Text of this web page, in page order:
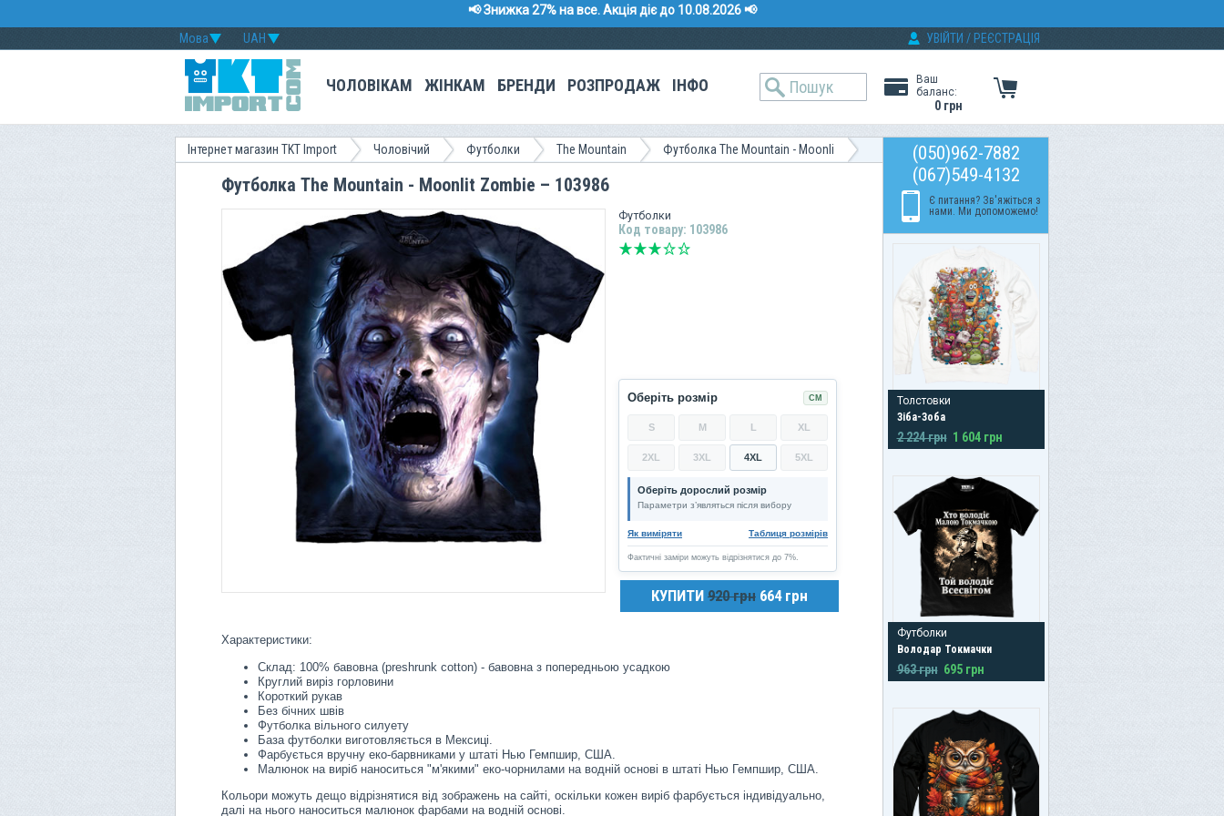
📢 Знижка 27% на все. Акція діє до 10.08.2026 📢
UAH
Мова УВІЙТИ / РЕЄСТРАЦІЯ
Ваш
баланс:
0 грн
ЧОЛОВІКАМ ЖІНКАМ БРЕНДИ РОЗПРОДАЖ ІНФО
Інтернет магазин TKT Import Чоловічий Футболки The Mountain Футболка The Mountain - Moonli
Футболка The Mountain - Moonlit Zombie – 103986
Футболки
Код товару: 103986
Оберіть розмір СМ
S M L XL
2XL 3XL 4XL 5XL
Оберіть дорослий розмір
Параметри з’являться після вибору
Як виміряти Таблиця розмірів
Фактичні заміри можуть відрізнятися до 7%.
КУПИТИ 920 грн 664 грн
Характеристики:
Склад: 100% бавовна (preshrunk cotton) - бавовна з попередньою усадкою
Круглий виріз горловини
Короткий рукав
Без бічних швів
Футболка вільного силуету
База футболки виготовляється в Мексиці.
Фарбується вручну еко-барвниками у штаті Нью Гемпшир, США.
Малюнок на виріб наноситься "м'якими" еко-чорнилами на водній основі в штаті Нью Гемпшир, США.
Кольори можуть дещо відрізнятися від зображень на сайті, оскільки кожен виріб фарбується індивідуально,
далі на нього наноситься малюнок фарбами на водній основі.
(050)962-7882
(067)549-4132
Є питання? Зв'яжіться з
нами. Ми допоможемо!
Толстовки
Зіба-Зоба
2 224 грн 1 604 грн
Футболки
Володар Токмачки
963 грн 695 грн